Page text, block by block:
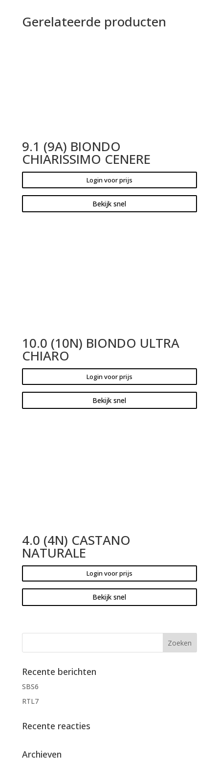
Gerelateerde producten
9.1 (9A) BIONDO
CHIARISSIMO CENERE
Login voor prijs
Bekijk snel
10.0 (10N) BIONDO ULTRA
CHIARO
Login voor prijs
Bekijk snel
4.0 (4N) CASTANO
NATURALE
Login voor prijs
Bekijk snel
Recente berichten
SBS6
RTL7
Recente reacties
Archieven